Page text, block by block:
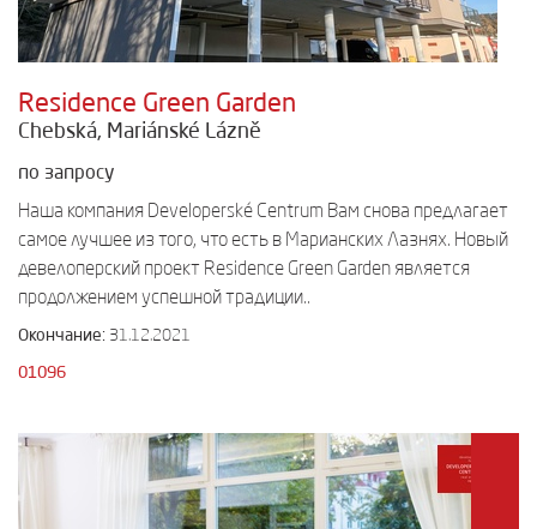
Residence Green Garden
Chebská, Mariánské Lázně
по запросу
Наша компания Developerské Centrum Вам снова предлагает
самое лучшее из того, что есть в Марианских Лазнях. Новый
девелоперский проект Residence Green Garden является
продолжением успешной традиции..
Окончание: 31.12.2021
01096